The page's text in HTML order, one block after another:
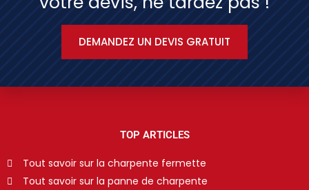
DEMANDEZ UN DEVIS GRATUIT
TOP ARTICLES
Tout savoir sur la charpente fermette
Tout savoir sur la panne de charpente